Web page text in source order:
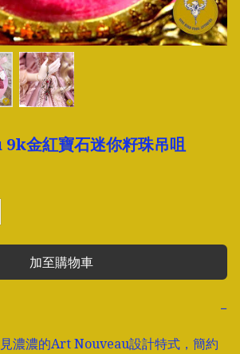
金紅寶石迷你籽珠吊咀
加至購物車
−
濃濃的Art Nouveau設計特式，簡約